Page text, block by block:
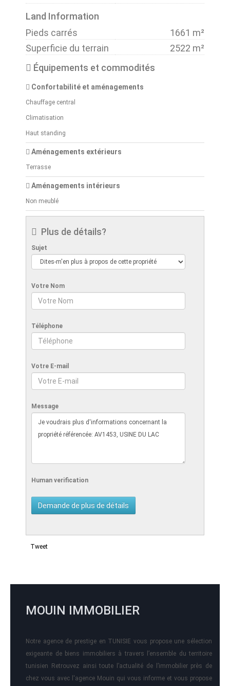
Land Information
Pieds carrés
1661 m²
Superficie du terrain
2522 m²
Équipements et commodités
Confortabilité et aménagements
Chauffage central
Climatisation
Haut standing
Aménagements extérieurs
Terrasse
Aménagements intérieurs
Non meublé
Plus de détails?
Sujet
Votre Nom
Téléphone
Votre E-mail
Message
Human verification
Tweet
MOUIN IMMOBILIER
Notre agence de prestige en TUNISIE vous propose une sélection
exigeante de biens immobiliers à travers l’ensemble du territoire
tunisien Retrouvez ainsi toute l’actualité de l’immobilier près de
chez vous avec l'agence Mouin qui vous informe et vous propose